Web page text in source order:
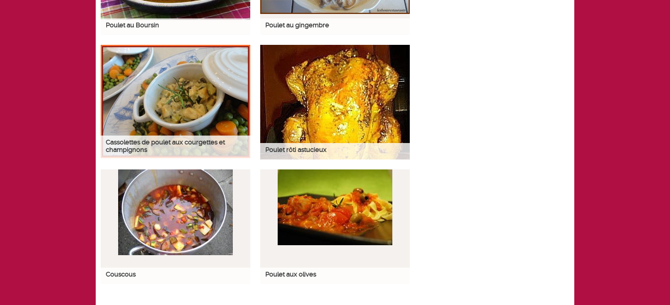
Poulet au Boursin Poulet au gingembre
Cassolettes de poulet aux courgettes et
champignons
Poulet rôti astucieux
Couscous Poulet aux olives